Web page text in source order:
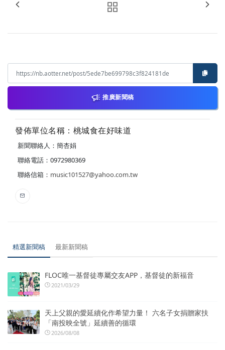
推廣新聞稿
發佈單位名稱：桃城食在好味道
新聞聯絡人：簡杏娟
聯絡電話：0972980369
聯絡信箱： music101527@yahoo.com.tw
精選新聞稿 最新新聞稿
FLOC唯一基督徒專屬交友APP，基督徒的新福音
2021/03/29
天上父親的愛延續化作希望力量！ 六名子女捐贈家扶
「南投映全號」延續善的循環
2026/08/08